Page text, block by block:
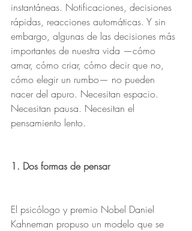
instantáneas. Notificaciones, decisiones
rápidas, reacciones automáticas. Y sin
embargo, algunas de las decisiones más
importantes de nuestra vida —cómo
amar, cómo criar, cómo decir que no,
cómo elegir un rumbo— no pueden
nacer del apuro. Necesitan espacio.
Necesitan pausa. Necesitan el
pensamiento lento.
1. Dos formas de pensar
El psicólogo y premio Nobel Daniel
Kahneman propuso un modelo que se